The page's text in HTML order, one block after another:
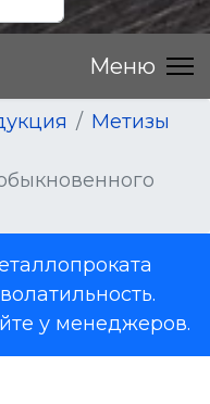
Метизы
у менеджеров.